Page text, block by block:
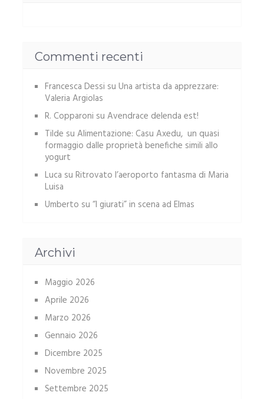
Commenti recenti
Francesca Dessi su Una artista da apprezzare:
Valeria Argiolas
R. Copparoni su Avendrace delenda est!
Tilde su Alimentazione: Casu Axedu, un quasi
formaggio dalle proprietà benefiche simili allo
yogurt
Luca su Ritrovato l’aeroporto fantasma di Maria
Luisa
Umberto su “I giurati” in scena ad Elmas
Archivi
Maggio 2026
Aprile 2026
Marzo 2026
Gennaio 2026
Dicembre 2025
Novembre 2025
Settembre 2025